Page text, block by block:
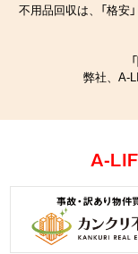
不用品回収は、「格安
弊社、A-
A-